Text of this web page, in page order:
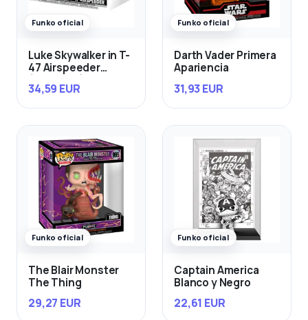
Funko oficial
Luke Skywalker in T-
47 Airspeeder
34,59 EUR
Funko oficial
Darth Vader Primera
Apariencia
31,93 EUR
Funko oficial
The Blair Monster
The Thing
29,27 EUR
Funko oficial
Captain America
Blanco y Negro
22,61 EUR